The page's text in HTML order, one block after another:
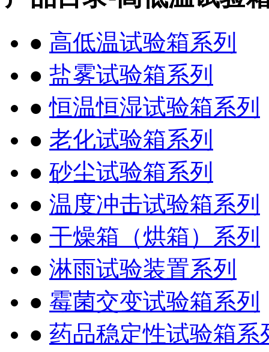
● 高低温试验箱系列
● 盐雾试验箱系列
●恒温恒湿试验箱系列
● 老化试验箱系列
● 砂尘试验箱系列
● 温度冲击试验箱系列
● 干燥箱（烘箱）系列
● 淋雨试验装置系列
● 霉菌交变试验箱系列
● 药品稳定性试验箱系